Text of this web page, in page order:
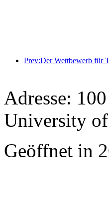
Adresse:
University
Geöffnet in